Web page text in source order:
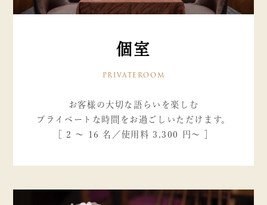
個室
PRIVATEROOM
お客様の大切な語らいを楽しむ
プライベートな時間をお過ごしいただけます。
［ 2 ～ 16 名／使用料 3,300 円～ ］